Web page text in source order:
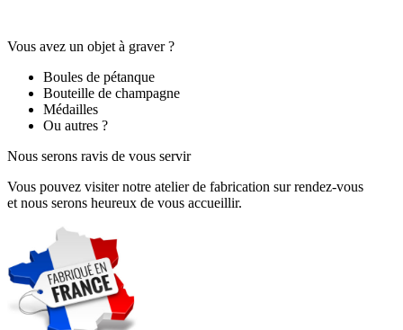
Vous avez un objet à graver ?
Boules de pétanque
Bouteille de champagne
Médailles
Ou autres ?
Nous serons ravis de vous servir
Vous pouvez visiter notre atelier de fabrication sur rendez-vous
et nous serons heureux de vous accueillir.